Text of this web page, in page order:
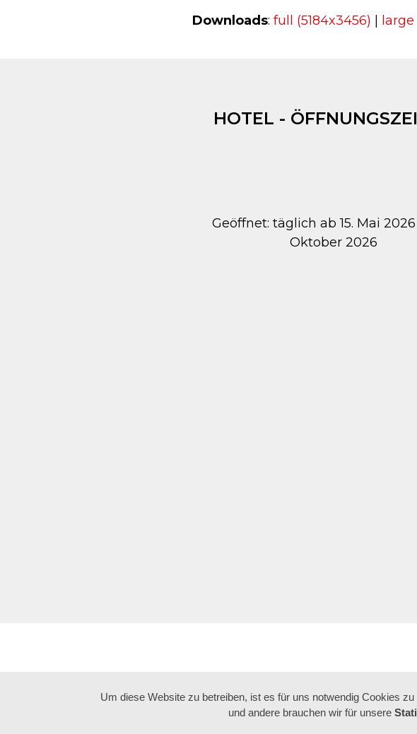
Downloads: full (5184x3456) | large
HOTEL -
Geöffnet: täglich ab 15. Mai 2026
Oktober 2026
Um diese Website zu betreiben, ist es für uns notwendig Cookies
und andere brauchen wir für unsere